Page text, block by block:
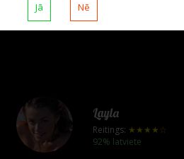
Jā Nē
Layla
Reitings: ★★★★☆
92% latviete